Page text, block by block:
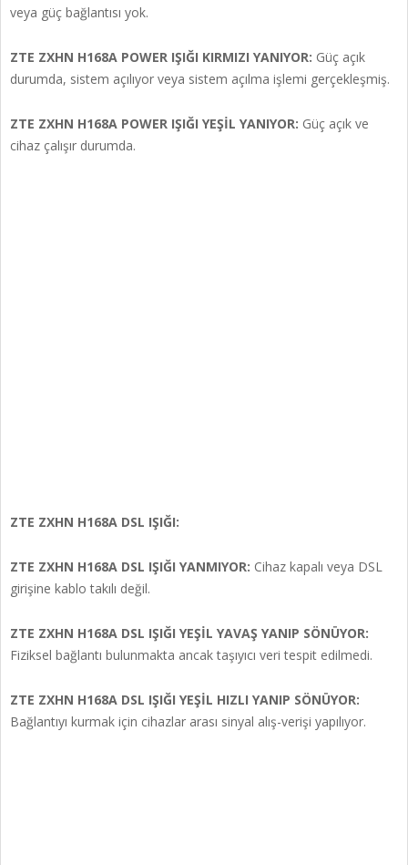
veya güç bağlantısı yok.
ZTE ZXHN H168A POWER IŞIĞI KIRMIZI YANIYOR: Güç açık
durumda, sistem açılıyor veya sistem açılma işlemi gerçekleşmiş.
ZTE ZXHN H168A POWER IŞIĞI YEŞİL YANIYOR: Güç açık ve
cihaz çalışır durumda.
ZTE ZXHN H168A DSL IŞIĞI:
ZTE ZXHN H168A DSL IŞIĞI YANMIYOR: Cihaz kapalı veya DSL
girişine kablo takılı değil.
ZTE ZXHN H168A DSL IŞIĞI YEŞİL YAVAŞ YANIP SÖNÜYOR:
Fiziksel bağlantı bulunmakta ancak taşıyıcı veri tespit edilmedi.
ZTE ZXHN H168A DSL IŞIĞI YEŞİL HIZLI YANIP SÖNÜYOR:
Bağlantıyı kurmak için cihazlar arası sinyal alış-verişi yapılıyor.